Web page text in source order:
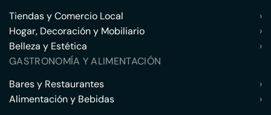
Tiendas y Comercio Local
›
Hogar, Decoración y Mobiliario
›
Belleza y Estética
›
GASTRONOMÍA Y ALIMENTACIÓN
Bares y Restaurantes
›
Alimentación y Bebidas
›